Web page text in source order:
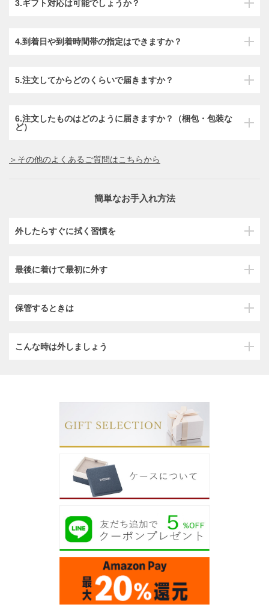
3.ギフト対応は可能でしょうか？
4.到着日や到着時間帯の指定はできますか？
5.注文してからどのくらいで届きますか？
6.注文したものはどのように届きますか？（梱包・包装な
ど）
＞その他のよくあるご質問はこちらから
簡単なお手入れ方法
外したらすぐに拭く習慣を
最後に着けて最初に外す
保管するときは
こんな時は外しましょう